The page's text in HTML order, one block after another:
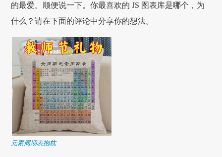
的最爱。顺便说一下。你最喜欢的 JS 图表库是哪个，为
什么？请在下面的评论中分享你的想法。
元素周期表抱枕